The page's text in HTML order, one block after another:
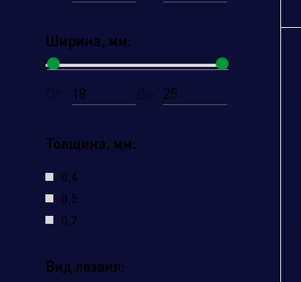
Ширина, мм:
От: До:
Толщина, мм:
0,4
0,5
0,7
Вид лезвия: